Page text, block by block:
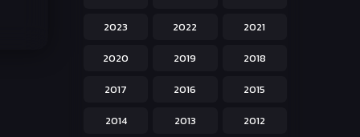
Hentai ลามก 42
Historical ประวัติศาสตร์
Horror หลอน
Isekai ต่างโลก 208
Josei สำหรับผู้หญิง
2023 2022 2021
2020 2019 2018
2017 2016 2015
2014 2013 2012